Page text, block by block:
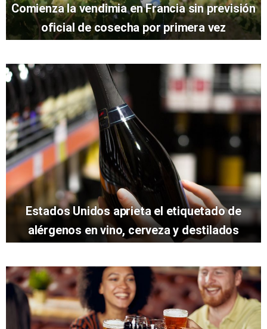
Comienza la vendimia en Francia sin previsión
oficial de cosecha por primera vez
Estados Unidos aprieta el etiquetado de
alérgenos en vino, cerveza y destilados